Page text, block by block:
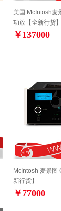
美国 McIntosh麦
功放【全新行货】
￥137000
McIntosh 麦景图
新行货】
￥77000